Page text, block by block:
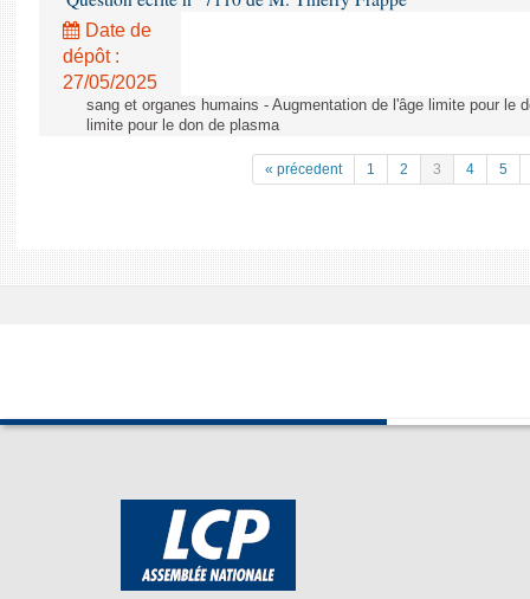
Date de
dépôt :
27/05/2025
sang et organes humains - Augmentation de l'âge limite pour le
limite pour le don de plasma
« précedent 1 2 3 4 5